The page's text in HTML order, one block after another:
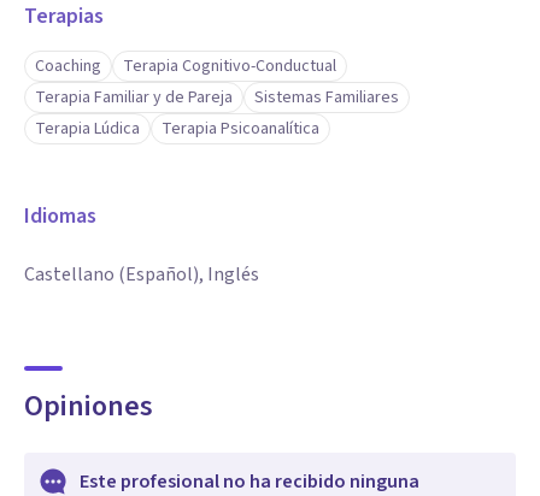
Terapias
Coaching
Terapia Cognitivo-Conductual
Terapia Familiar y de Pareja
Sistemas Familiares
Terapia Lúdica
Terapia Psicoanalítica
Idiomas
Castellano (Español), Inglés
Opiniones
Este profesional no ha recibido ninguna